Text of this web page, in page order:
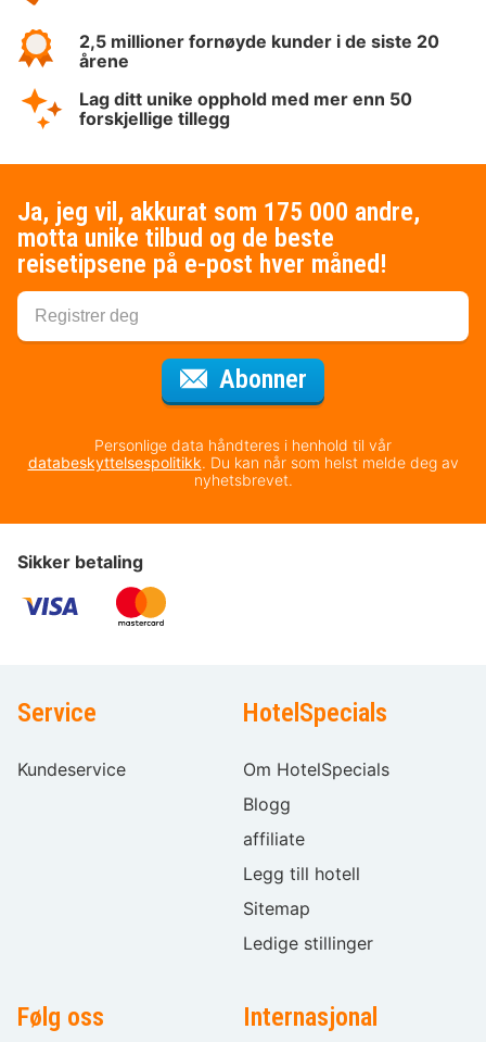
2,5 millioner fornøyde kunder i de siste 20
årene
Lag ditt unike opphold med mer enn 50
forskjellige tillegg
Ja, jeg vil, akkurat som 175 000 andre,
motta unike tilbud og de beste
reisetipsene på e-post hver måned!
Abonner
Personlige data håndteres i henhold til vår
databeskyttelsespolitikk. Du kan når som helst melde deg av
nyhetsbrevet.
Sikker betaling
Service
Kundeservice
HotelSpecials
Om HotelSpecials
Blogg
affiliate
Legg till hotell
Sitemap
Ledige stillinger
Følg oss Internasjonal